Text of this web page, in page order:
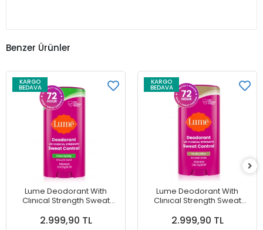
Benzer Ürünler
KARGO
BEDAVA
Lume Deodorant With
Clınıcal Strength Sweat
Smooth Solid Antiperspirant
2.999,90 TL
KARGO
BEDAVA
Lume Deodorant With
Clınıcal Strength Sweat
Solid Antiperspirant
2.999,90 TL